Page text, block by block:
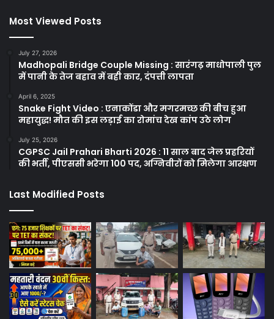
Most Viewed Posts
July 27, 2026
Madhopali Bridge Couple Missing : सारंगढ़ माधोपाली पुल
में पानी के तेज बहाव में बही कार, दंपत्ती लापता
April 6, 2025
Snake Fight Video : एनाकोंडा और मगरमच्छ की बीच हुआ
महायुद्ध! मौत की इस लड़ाई का रोमांच देख कांप उठे लोग
July 25, 2026
CGPSC Jail Prahari Bharti 2026 : 11 साल बाद जेल प्रहरियों
की भर्ती, पीएससी भरेगा 100 पद, अग्निवीरों को मिलेगा आरक्षण
Last Modified Posts